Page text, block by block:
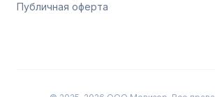
Публичная оферта